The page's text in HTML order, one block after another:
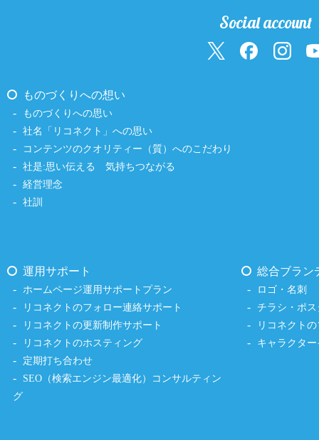
Social account
ものづくりへの想い
ものづくりへの思い
社名「リコネクト」への思い
コンテンツのクオリティー（質）へのこだわり
社是:思い伝える 気持ちつながる
経営理念
社訓
運用サポート
ホームページ運用サポートプラン
リコネクトのフォロー連絡サポート
リコネクトの更新制作サポート
リコネクトのホスティング
定期打ち合わせ
SEO（検索エンジン最適化）コンサルティン
グ
総合ブラン
ロゴ・名刺
チラシ・ポ
リコネクト
キャラクタ